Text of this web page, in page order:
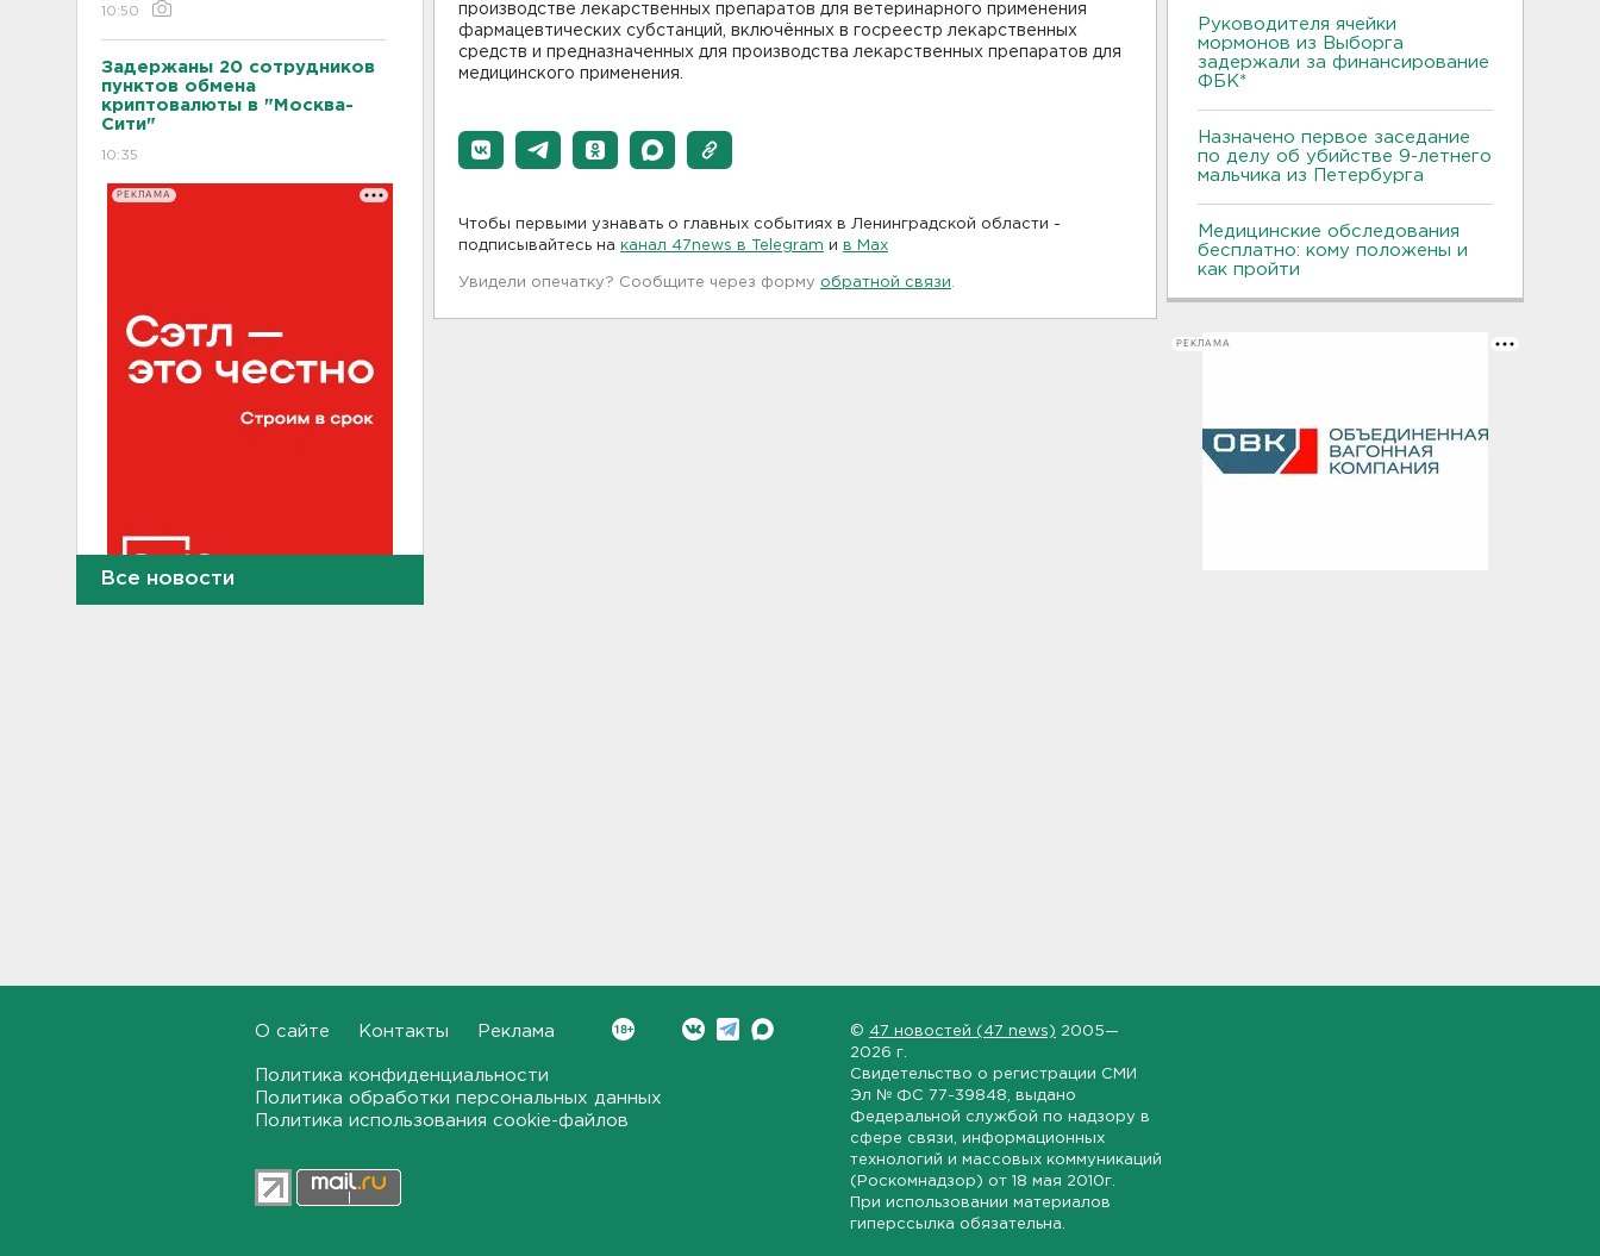
10:50
Задержаны 20 сотрудников
пунктов обмена
криптовалюты в "Москва-
Сити"
10:35
РЕКЛАМА
Пожар на объекте
Wildberries в Свердловской
области локализован -
Все новости
производстве лекарственных препаратов для ветеринарного применения
фармацевтических субстанций, включённых в госреестр лекарственных
средств и предназначенных для производства лекарственных препаратов для
медицинского применения.
Чтобы первыми узнавать о главных событиях в Ленинградской области -
подписывайтесь на канал 47news в Telegram и в Maх
Увидели опечатку? Сообщите через форму обратной связи
Руководителя ячейки
мормонов из Выборга
задержали за финансирование
ФБК*
Назначено первое заседание
по делу об убийстве 9-летнего
мальчика из Петербурга
Медицинские обследования
бесплатно: кому положены и
как пройти
РЕКЛАМА
О сайте Контакты Реклама
Политика конфиденциальности
Политика обработки персональных данных
Политика использования cookie-файлов
© 47 новостей (47 news) 2005—
2026 г.
Свидетельство о регистрации СМИ
Эл № ФС 77-39848 , выдано
Федеральной службой по надзору в
сфере связи, информационных
технологий и массовых коммуникаций
(Роскомнадзор) от 18 мая 2010г.
При использовании материалов
гиперссылка обязательна.